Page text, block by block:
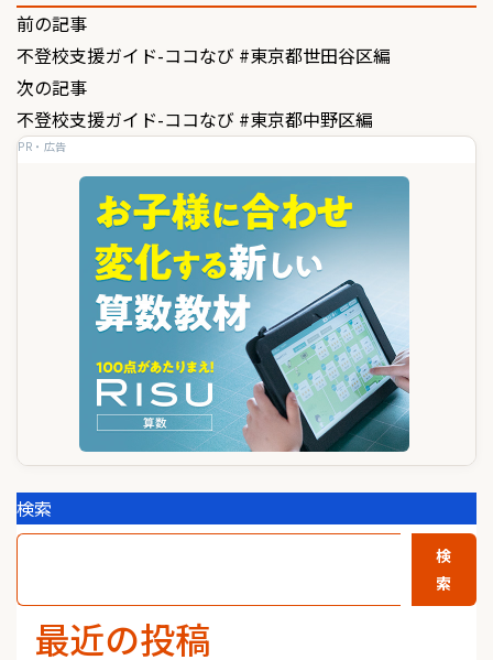
投
稿
ナ
ビ
前の記事
不登校支援ガイド-ココなび #東京都世田谷区編
次の記事
不登校支援ガイド-ココなび #東京都中野区編
PR・広告
検索
検
索
最近の投稿